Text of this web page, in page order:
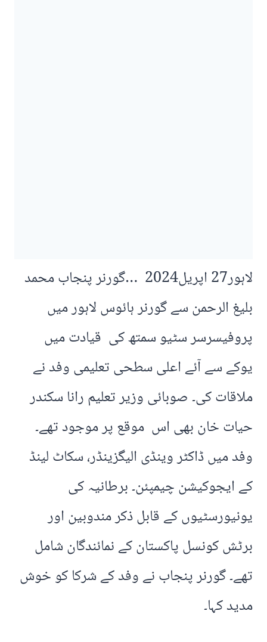
لاہور27 اپریل2024 …گورنر پنجاب محمد
بلیغ الرحمن سے گورنر ہائوس لاہور میں
پروفیسرسر سٹیو سمتھ کی قیادت میں
یوکے سے آئے اعلی سطحی تعلیمی وفد نے
ملاقات کی۔ صوبائی وزیر تعلیم رانا سکندر
حیات خان بھی اس موقع پر موجود تھے۔
وفد میں ڈاکٹر وینڈی الیگزینڈر، سکاٹ لینڈ
کے ایجوکیشن چیمپئن۔ برطانیہ کی
یونیورسٹیوں کے قابل ذکر مندوبین اور
برٹش کونسل پاکستان کے نمائندگان شامل
تھے۔ گورنر پنجاب نے وفد کے شرکا کو خوش
مدید کہا۔